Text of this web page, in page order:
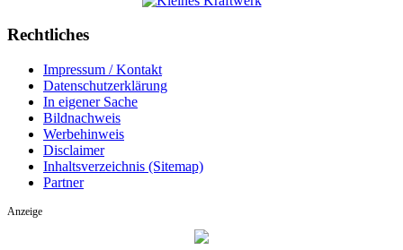
Rechtliches
Impressum / Kontakt
Datenschutzerklärung
In eigener Sache
Bildnachweis
Werbehinweis
Disclaimer
Inhaltsverzeichnis (Sitemap)
Partner
Anzeige